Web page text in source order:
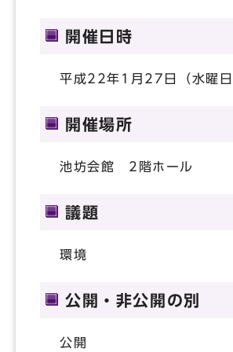
開催日時
平成22年1月27日（水曜
開催場所
池坊会館 2階ホール
議題
環境
公開・非公開の別
公開